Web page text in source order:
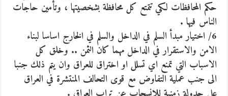
حكم المحافظات لكي تتمتع كل محافظة بشخصيتها ، وتأمين حاجات
الناس فيها .
6/ اختيار مبدأ السلم في الداخل والسلم في الخارج اساسا لبناء
الامن والاستقرار في الداخل مهما كان الثمن .. وخلق كل
الاسباب التي تمنع اي تسلل او اختراق للعراق وان يتم ذلك جنبا
الى جنب عملية التفاوض مع قوى التحالف المنتشرة في العراق